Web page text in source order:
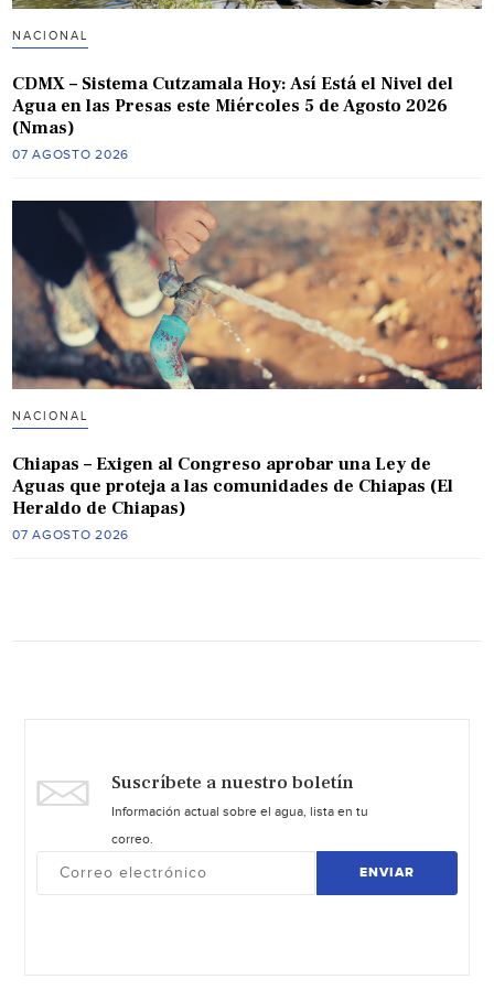
NACIONAL
CDMX – Sistema Cutzamala Hoy: Así Está el Nivel del
Agua en las Presas este Miércoles 5 de Agosto 2026
(Nmas)
07 AGOSTO 2026
NACIONAL
Chiapas – Exigen al Congreso aprobar una Ley de
Aguas que proteja a las comunidades de Chiapas (El
Heraldo de Chiapas)
07 AGOSTO 2026
Suscríbete a nuestro boletín
Información actual sobre el agua, lista en tu
correo.
ENVIAR